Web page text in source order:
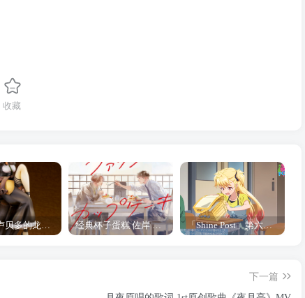
收藏
overlord卢贝多的龙王谁厉害 「Overlord」露普斯蕾琪娜·贝塔手办开订 经典杯子蛋糕 佐岸 漫画「经典杯子蛋糕」宣布真人日剧化 「Shine Post」第六话ED主题曲「Yellow Rose」无字幕MV公开
下一篇